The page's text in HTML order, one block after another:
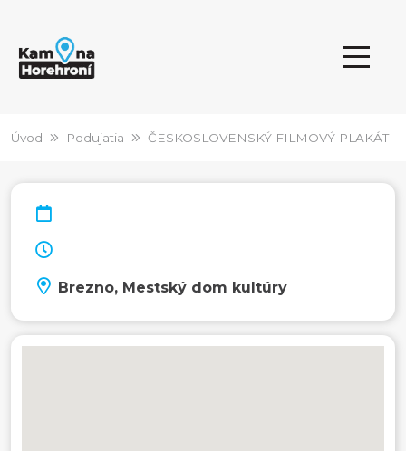
Úvod Podujatia ČESKOSLOVENSKÝ FILMOVÝ PLAKÁT
Brezno, Mestský dom kultúry